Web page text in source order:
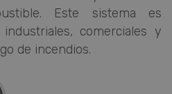
Este sistema es
comerciales y
de incendios.